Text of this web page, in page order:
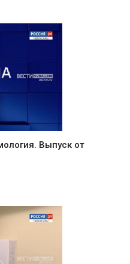
Выпуск от